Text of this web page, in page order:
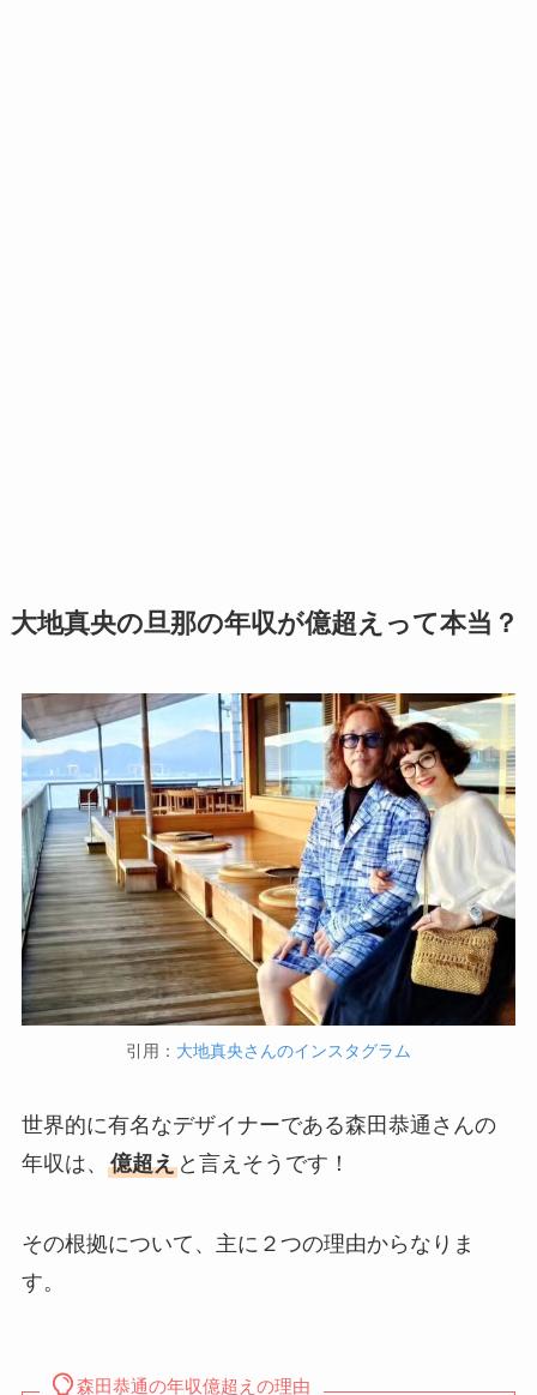
大地真央の旦那の年収が億超えって本当？
引用： 大地真央さんのインスタグラム
世界的に有名なデザイナーである森田恭通さんの
年収は、 億超えと言えそうです！
その根拠について、主に２つの理由からなりま
す。
森田恭通の年収億超えの理由